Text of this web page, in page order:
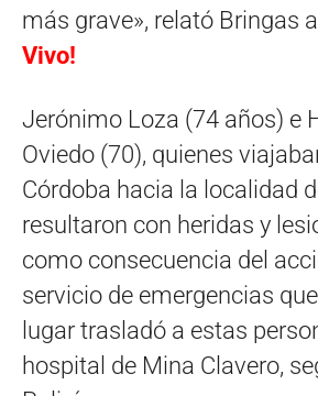
más grave», relató Bringas a
Vivo!
Jerónimo Loza (74 años) e
Oviedo (70), quienes
Córdoba hacia la localidad
resultaron con heridas y
como consecuencia del
servicio de emergencias
lugar trasladó a estas
hospital de Mina Clavero,